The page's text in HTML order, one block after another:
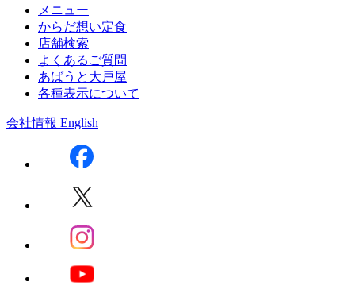
メニュー
からだ想い定食
店舗検索
よくあるご質問
あばうと大戸屋
各種表示について
会社情報 English